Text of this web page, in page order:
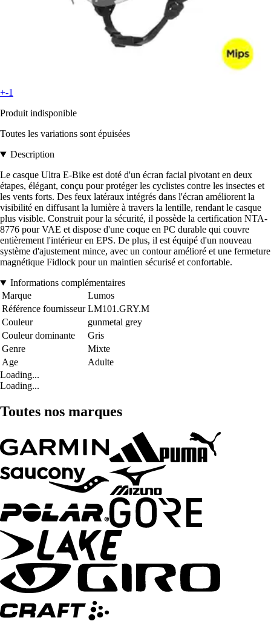
+-1
Produit indisponible
Toutes les variations sont épuisées
Description
Le casque Ultra E-Bike est doté d'un écran facial pivotant en deux
étapes, élégant, conçu pour protéger les cyclistes contre les insectes et
les vents forts. Des feux latéraux intégrés dans l'écran améliorent la
visibilité en diffusant la lumière à travers la lentille, rendant le casque
plus visible. Construit pour la sécurité, il possède la certification NTA-
8776 pour VAE et dispose d'une coque en PC durable qui couvre
entièrement l'intérieur en EPS. De plus, il est équipé d'un nouveau
système d'ajustement mince, avec un contour amélioré et une fermeture
magnétique Fidlock pour un maintien sécurisé et confortable.
Informations complémentaires
Marque
Lumos
Référence fournisseur LM101.GRY.M
Couleur
gunmetal grey
Couleur dominante
Gris
Genre
Mixte
Age
Adulte
Loading...
Loading...
Toutes nos marques